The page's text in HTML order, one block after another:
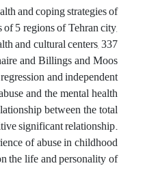
and coping strategies of
5 regions of Tehran city,
and cultural centers, 337
and Billings and Moos
and independent
and the mental health
between the total
significant relationship.
of abuse in childhood
the life and personality of